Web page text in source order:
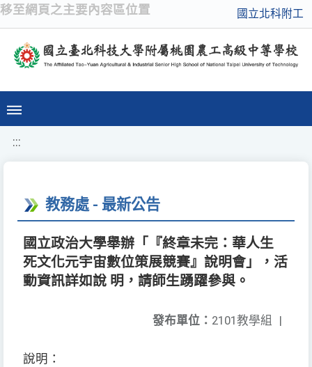
移至網頁之主要內容區位置 國立北科附工
:::
教務處 - 最新公告
國立政治大學舉辦「『終章未完：華人生
死文化元宇宙數位策展競賽』說明會」，活
動資訊詳如說 明，請師生踴躍參與。
發布單位： 2101教學組 |
說明：